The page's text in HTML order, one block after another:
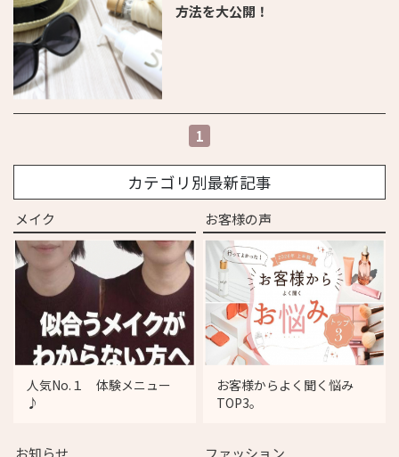
方法を大公開！
1
カテゴリ別最新記事
メイク
人気No.１ 体験メニュー
♪
お客様の声
お客様からよく聞く悩み
TOP3。
お知らせ ファッション